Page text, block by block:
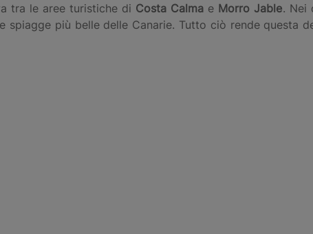
tra le aree turistiche di Costa Calma e Morro Jable. Nei
spiagge più belle delle Canarie. Tutto ciò rende